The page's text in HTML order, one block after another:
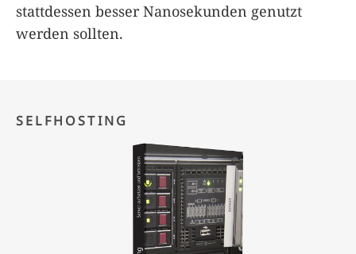
stattdessen besser Nanosekunden genutzt
werden sollten.
SELFHOSTING